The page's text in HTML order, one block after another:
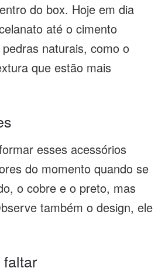
do box. Hoje em dia
até o cimento
naturais, como o
que estão mais
esses acessórios
do momento quando se
o cobre e o preto, mas
também o design, ele